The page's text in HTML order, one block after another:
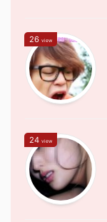
26 view
24 view